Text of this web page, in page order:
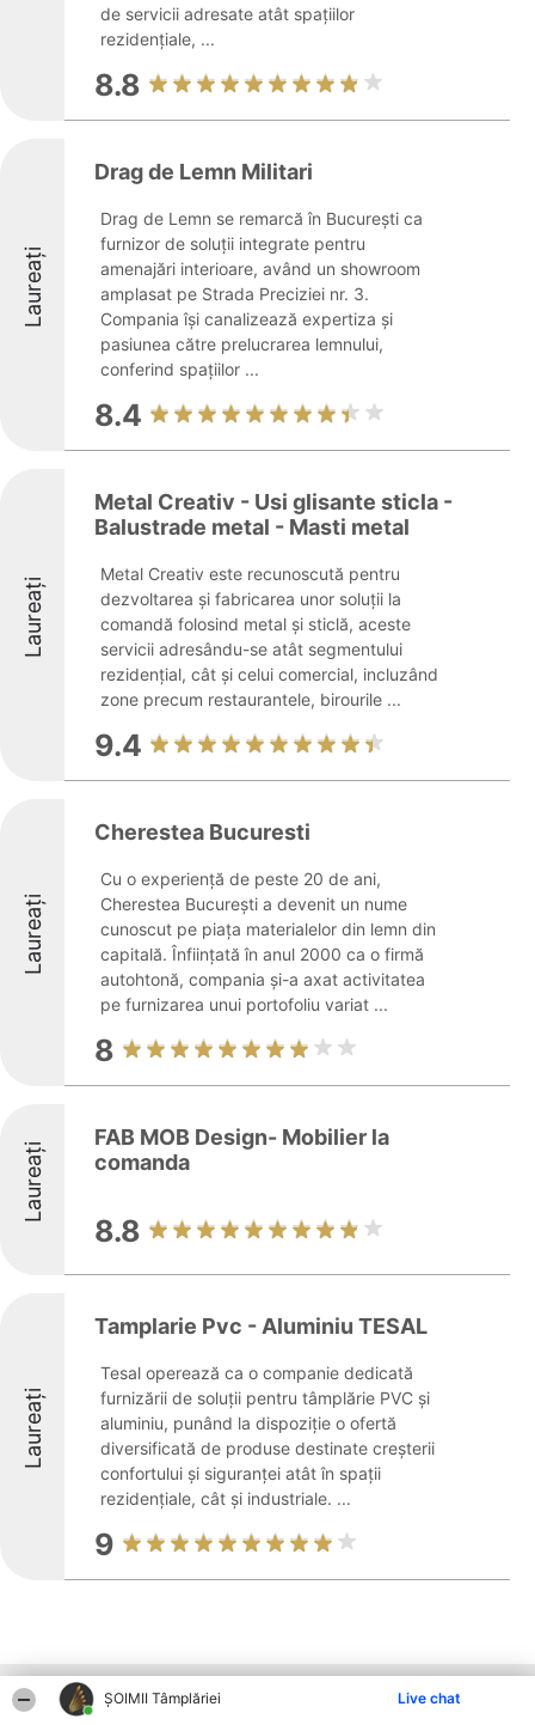
ȘOIMII Tâmplăriei Live chat
de servicii adresate atât spațiilor
rezidențiale, ...
8.8
Laureați
Drag de Lemn Militari
Drag de Lemn se remarcă în București ca
furnizor de soluții integrate pentru
amenajări interioare, având un showroom
amplasat pe Strada Preciziei nr. 3.
Compania își canalizează expertiza și
pasiunea către prelucrarea lemnului,
conferind spațiilor ...
8.4
Laureați
Metal Creativ - Usi glisante sticla -
Balustrade metal - Masti metal
Metal Creativ este recunoscută pentru
dezvoltarea și fabricarea unor soluții la
comandă folosind metal și sticlă, aceste
servicii adresându-se atât segmentului
rezidențial, cât și celui comercial, incluzând
zone precum restaurantele, birourile ...
9.4
Laureați
Cherestea Bucuresti
Cu o experiență de peste 20 de ani,
Cherestea București a devenit un nume
cunoscut pe piața materialelor din lemn din
capitală. Înființată în anul 2000 ca o firmă
autohtonă, compania și-a axat activitatea
pe furnizarea unui portofoliu variat ...
8
Laureați
FAB MOB Design- Mobilier la
comanda
8.8
Laureați
Tamplarie Pvc - Aluminiu TESAL
Tesal operează ca o companie dedicată
furnizării de soluții pentru tâmplărie PVC și
aluminiu, punând la dispoziție o ofertă
diversificată de produse destinate creșterii
confortului și siguranței atât în spații
rezidențiale, cât și industriale. ...
9
Alte firme din zonă